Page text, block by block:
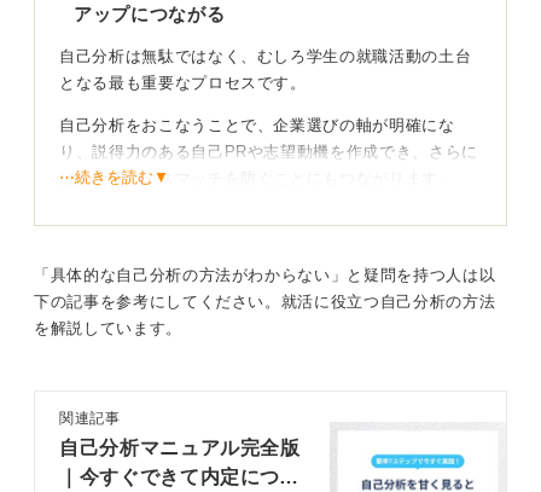
アップにつながる
自己分析は無駄ではなく、むしろ学生の就職活動の土台
となる最も重要なプロセスです。
自己分析をおこなうことで、企業選びの軸が明確にな
り、説得力のある自己PRや志望動機を作成でき、さらに
は入社後のミスマッチを防ぐことにもつながります。
自己分析が無駄に感じられるのは、自己PRにつなげると
力な武器になりますよ。
0
⋯続きを読む▼
「具体的な自己分析の方法がわからない」と疑問を持つ人は以
下の記事を参考にしてください。就活に役立つ自己分析の方法
を解説しています。
関連記事
自己分析マニュアル完全版
｜今すぐできて内定につな